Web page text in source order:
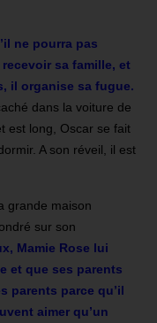
ne pourra pas
sa famille, et
il organise sa fugue.
dans la voiture de
est long, Oscar se fait
A son réveil, il est
grande maison
sur son
Mamie Rose lui
et que ses parents
parents parce qu’il
aimer qu’un